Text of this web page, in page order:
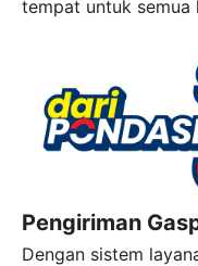
tempat untuk semua
Pengiriman
Dengan sistem